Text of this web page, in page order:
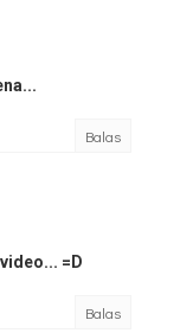
Balas
=D
Balas